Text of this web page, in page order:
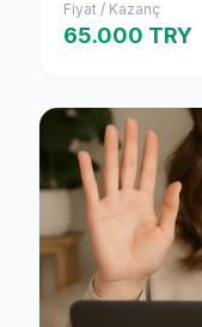
Fiyat / Kazanç
65.000 TRY